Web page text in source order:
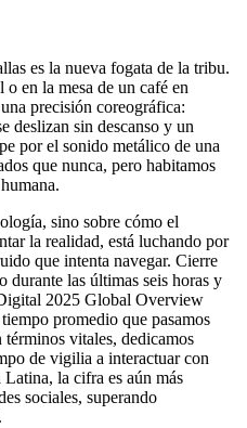
es la nueva fogata de la tribu.
o en la mesa de un café en
precisión coreográfica:
deslizan sin descanso y un
por el sonido metálico de una
que nunca, pero habitamos
sino sobre cómo el
la realidad, está luchando por
que intenta navegar. Cierre
durante las últimas seis horas y
2025 Global Overview
promedio que pasamos
términos vitales, dedicamos
de vigilia a interactuar con
la cifra es aún más
sociales, superando